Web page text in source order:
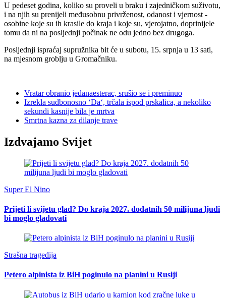
U pedeset godina, koliko su proveli u braku i zajedničkom suživotu,
i na njih su prenijeli međusobnu privrženost, odanost i vjernost -
osobine koje su ih krasile do kraja i koje su, vjerojatno, doprinijele
tomu da ni na posljednji počinak ne odu jedno bez drugoga.
Posljednji ispraćaj supružnika bit će u subotu, 15. srpnja u 13 sati,
na mjesnom groblju u Gromačniku.
Vratar obranio jedanaesterac, srušio se i preminuo
Izrekla sudbonosno ‘Da‘, trčala ispod prskalica, a nekoliko
sekundi kasnije bila je mrtva
Smrtna kazna za dilanje trave
Izdvajamo Svijet
Super El Nino
Prijeti li svijetu glad? Do kraja 2027. dodatnih 50 milijuna ljudi
bi moglo gladovati
Strašna tragedija
Petero alpinista iz BiH poginulo na planini u Rusiji